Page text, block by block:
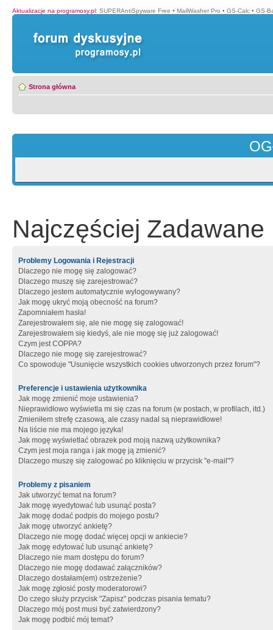
Aktualizacje na programosy.pl: SUPERAntiSpyware Free • MailWasher Pro • GS-Calc • GS-
Strona główna
Najczęściej Zadawane
Problemy Logowania i Rejestracji
Dlaczego nie mogę się zalogować?
Dlaczego muszę się zarejestrować?
Dlaczego jestem automatycznie wylogowywany?
Jak mogę ukryć moją obecność na forum?
Zapomniałem hasła!
Zarejestrowałem się, ale nie mogę się zalogować!
Zarejestrowałem się kiedyś, ale nie mogę się już zalogować!
Czym jest COPPA?
Dlaczego nie mogę się zarejestrować?
Co spowoduje "Usunięcie wszystkich cookies utworzonych przez forum"?
Preferencje i ustawienia użytkownika
Jak mogę zmienić moje ustawienia?
Nieprawidłowo wyświetla mi się czas na forum (w postach, w profilach, itd.)
Zmieniłem strefę czasową, ale czasy nadal są nieprawidłowe!
Na liście nie ma mojego języka!
Jak mogę wyświetlać obrazek pod moją nazwą użytkownika?
Czym jest moja ranga i jak mogę ją zmienić?
Dlaczego muszę się zalogować po kliknięciu w przycisk "e-mail"?
Problemy z pisaniem
Jak utworzyć temat na forum?
Jak mogę wyedytować lub usunąć posta?
Jak mogę dodać podpis do mojego postu?
Jak mogę utworzyć ankietę?
Dlaczego nie mogę dodać więcej opcji w ankiecie?
Jak mogę edytować lub usunąć ankietę?
Dlaczego nie mam dostępu do forum?
Dlaczego nie mogę dodawać załączników?
Dlaczego dostałam(em) ostrzeżenie?
Jak mogę zgłosić posty moderatorowi?
Do czego służy przycisk "Zapisz" podczas pisania tematu?
Dlaczego mój post musi być zatwierdzony?
Jak mogę podbić mój temat?